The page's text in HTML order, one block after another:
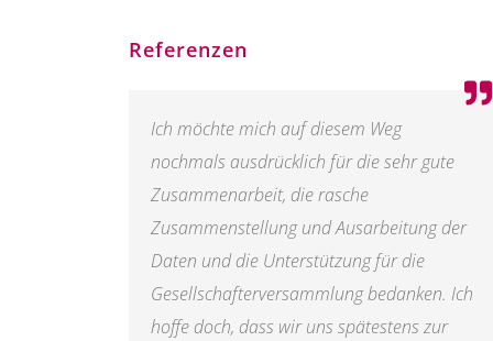
Referenzen
Ich möchte mich auf diesem Weg
nochmals ausdrücklich für die sehr gute
Zusammenarbeit, die rasche
Zusammenstellung und Ausarbeitung der
Daten und die Unterstützung für die
Gesellschafterversammlung bedanken. Ich
hoffe doch, dass wir uns spätestens zur